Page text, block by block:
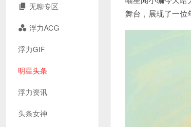
无聊专区
浮力ACG
浮力GIF
明星头条
浮力资讯
头条女神
舞台，展现了一位